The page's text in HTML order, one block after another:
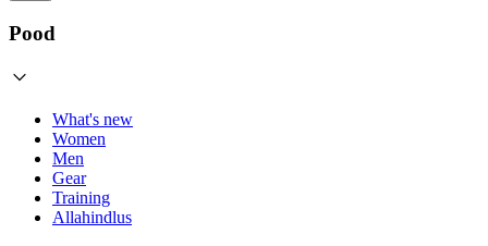
Pood
What's new
Women
Men
Gear
Training
Allahindlus